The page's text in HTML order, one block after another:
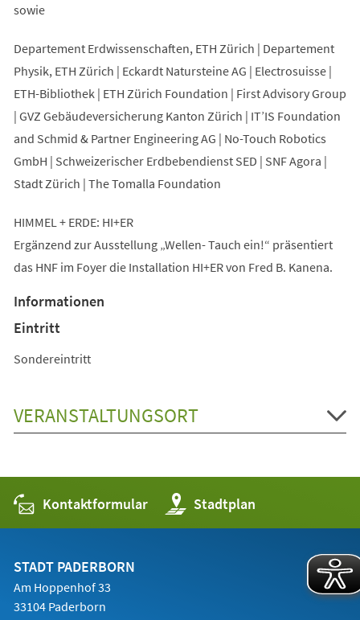
sowie
Departement Erdwissenschaften, ETH Zürich | Departement
Physik, ETH Zürich | Eckardt Natursteine AG | Electrosuisse |
ETH-Bibliothek | ETH Zürich Foundation | First Advisory Group
| GVZ Gebäudeversicherung Kanton Zürich | IT’IS Foundation
and Schmid & Partner Engineering AG | No-Touch Robotics
GmbH | Schweizerischer Erdbebendienst SED | SNF Agora |
Stadt Zürich | The Tomalla Foundation
HIMMEL + ERDE: HI+ER
Ergänzend zur Ausstellung „Wellen- Tauch ein!“ präsentiert
das HNF im Foyer die Installation HI+ER von Fred B. Kanena.
Informationen
Eintritt
Sondereintritt
VERANSTALTUNGSORT
Kontaktformular Stadtplan
(Öffnet
in
einem
STADT PADERBORN
Am Hoppenhof 33
33104 Paderborn